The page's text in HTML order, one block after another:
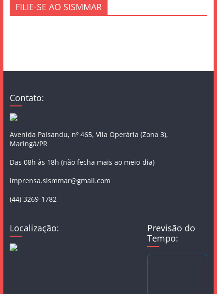
FILIE-SE AO SISMMAR
Contato:
Avenida Paisandu, nº 465, Vila Operária (Zona 3),
Maringá/PR
Das 08h às 18h (não fecha mais ao meio-dia)
imprensa.sismmar@gmail.com
(44) 3269-1782
Localização:
Previsão do
Tempo: